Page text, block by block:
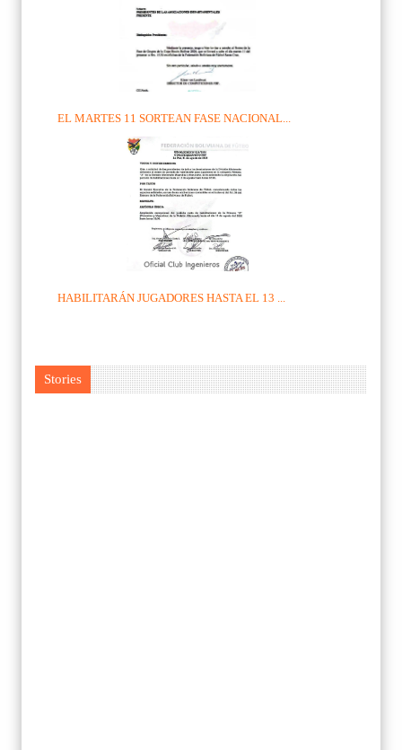
EL MARTES 11 SORTEAN FASE NACIONAL...
HABILITARÁN JUGADORES HASTA EL 13 ...
Stories